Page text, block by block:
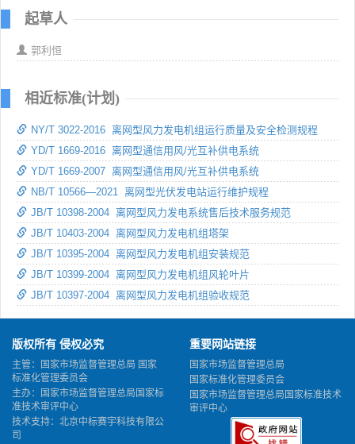
起草人
郭利恒
相近标准(计划)
NY/T 3022-2016 离网型风力发电机组运行质量及安全检测规程
YD/T 1669-2016 离网型通信用风/光互补供电系统
YD/T 1669-2007 离网型通信用风/光互补供电系统
NB/T 10566—2021 离网型光伏发电站运行维护规程
JB/T 10398-2004 离网型风力发电系统售后技术服务规范
JB/T 10403-2004 离网型风力发电机组塔架
JB/T 10395-2004 离网型风力发电机组安装规范
JB/T 10399-2004 离网型风力发电机组风轮叶片
JB/T 10397-2004 离网型风力发电机组验收规范
版权所有 侵权必究
主管：国家市场监督管理总局 国家
标准化管理委员会
主办：国家市场监督管理总局国家标
准技术审评中心
技术支持：北京中标赛宇科技有限公
司
重要网站链接
国家市场监督管理总局
国家标准化管理委员会
国家市场监督管理总局国家标准技术
审评中心